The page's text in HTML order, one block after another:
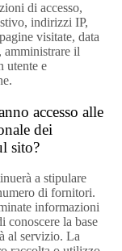
di accesso,
indirizzi IP,
visitate, data
amministrare il
utente e
accesso alle
dei
sito?
a stipulare
di fornitori.
informazioni
conoscere la base
al servizio. La